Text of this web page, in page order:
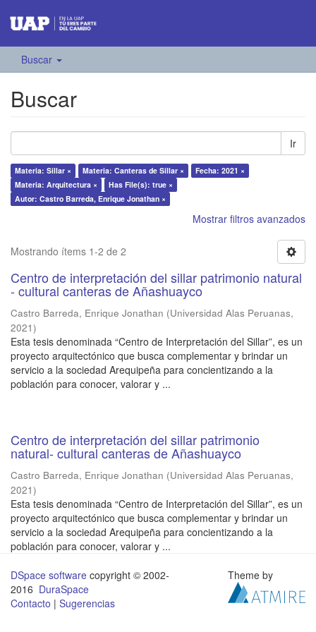
Buscar
Buscar
Ir
Materia: Sillar × Materia: Canteras de Sillar ×
Fecha: 2021 ×
Materia: Arquitectura ×
Has File(s): true ×
Autor: Castro Barreda, Enrique Jonathan ×
Mostrar filtros avanzados
Mostrando ítems 1-2 de 2
Centro de interpretación del sillar patrimonio natural
- cultural canteras de Añashuayco
Castro Barreda, Enrique Jonathan (Universidad Alas Peruanas,
2021)
Esta tesis denominada “Centro de Interpretación del Sillar”, es un
proyecto arquitectónico que busca complementar y brindar un
servicio a la sociedad Arequipeña para concientizando a la
población para conocer, valorar y ...
Centro de interpretación del sillar patrimonio
natural- cultural canteras de Añashuayco
Castro Barreda, Enrique Jonathan (Universidad Alas Peruanas,
2021)
Esta tesis denominada “Centro de Interpretación del Sillar”, es un
proyecto arquitectónico que busca complementar y brindar un
servicio a la sociedad Arequipeña para concientizando a la
población para conocer, valorar y ...
DSpace software copyright © 2002-
2016 DuraSpace
Contacto | Sugerencias
Theme by